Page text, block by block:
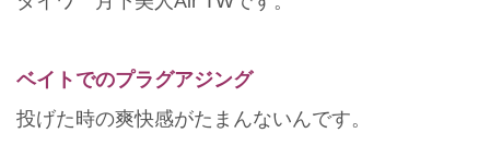
ベイトでのプラグアジング
投げた時の爽快感がたまんないんです。